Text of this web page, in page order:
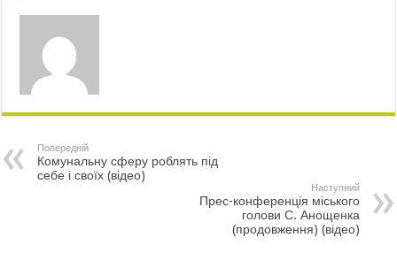
Попередній
Комунальну сферу роблять під
себе і своїх (відео)
Наступний
Прес-конференція міського
голови С. Анощенка
(продовження) (відео)